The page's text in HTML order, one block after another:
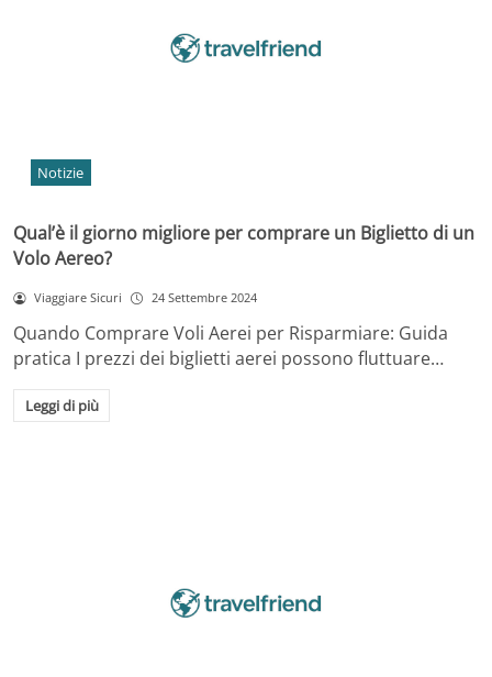
Notizie
Qual’è il giorno migliore per comprare un Biglietto di un
Volo Aereo?
Viaggiare Sicuri 24 Settembre 2024
Quando Comprare Voli Aerei per Risparmiare: Guida
pratica I prezzi dei biglietti aerei possono fluttuare…
Leggi di più